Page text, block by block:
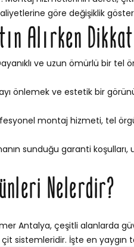
göre değişiklik
Alırken
ve uzun ömürlü bir tel
önlemek ve estetik bir
montaj hizmeti, tel
sunduğu garanti koşulları,
Nelerdir?
Antalya, çeşitli alanlarda
sistemleridir. İşte en yaygın